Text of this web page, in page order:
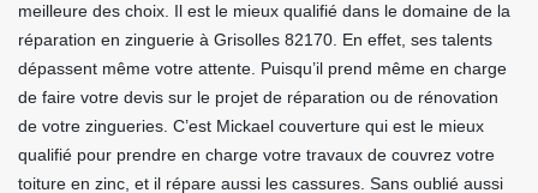
meilleure des choix. Il est le mieux qualifié dans le domaine de la
réparation en zinguerie à Grisolles 82170. En effet, ses talents
dépassent même votre attente. Puisqu’il prend même en charge
de faire votre devis sur le projet de réparation ou de rénovation
de votre zingueries. C’est Mickael couverture qui est le mieux
qualifié pour prendre en charge votre travaux de couvrez votre
toiture en zinc, et il répare aussi les cassures. Sans oublié aussi